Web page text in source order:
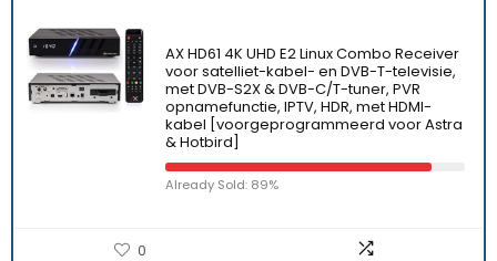
AX HD61 4K UHD E2 Linux Combo Receiver
voor satelliet-kabel- en DVB-T-televisie,
met DVB-S2X & DVB-C/T-tuner, PVR
opnamefunctie, IPTV, HDR, met HDMI-
kabel [voorgeprogrammeerd voor Astra
& Hotbird]
Already Sold: 89%
0